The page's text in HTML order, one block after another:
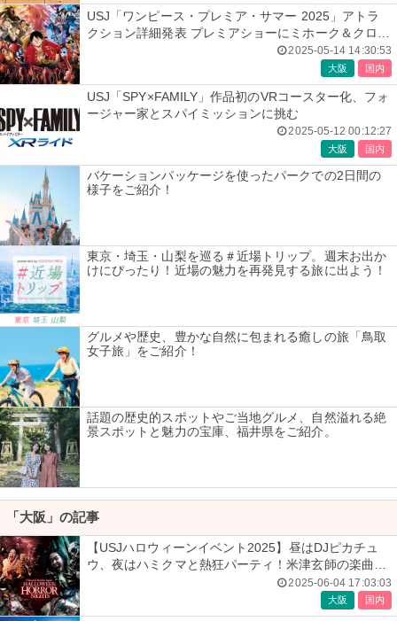
USJ「ワンピース・プレミア・サマー 2025」アトラ
クション詳細発表 プレミアショーにミホーク＆クロコ
2025-05-14 14:30:53
大阪 国内
USJ「SPY×FAMILY」作品初のVRコースター化、フォ
ージャー家とスパイミッションに挑む
2025-05-12 00:12:27
大阪 国内
バケーションパッケージを使ったパークでの2日間の
様子をご紹介！
東京・埼玉・山梨を巡る＃近場トリップ。週末お出か
けにぴったり！近場の魅力を再発見する旅に出よう！
グルメや歴史、豊かな自然に包まれる癒しの旅「鳥取
女子旅」をご紹介！
話題の歴史的スポットやご当地グルメ、自然溢れる絶
景スポットと魅力の宝庫、福井県をご紹介。
「大阪」の記事
【USJハロウィーンイベント2025】昼はDJピカチュ
ウ、夜はハミクマと熱狂パーティ！米津玄師の楽曲コ
2025-06-04 17:03:03
大阪 国内